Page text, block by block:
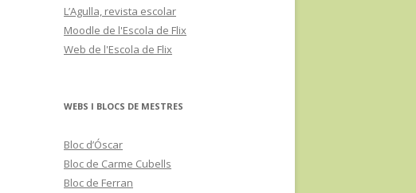
L’Agulla, revista escolar
Moodle de l'Escola de Flix
Web de l'Escola de Flix
WEBS I BLOCS DE MESTRES
Bloc d’Óscar
Bloc de Carme Cubells
Bloc de Ferran